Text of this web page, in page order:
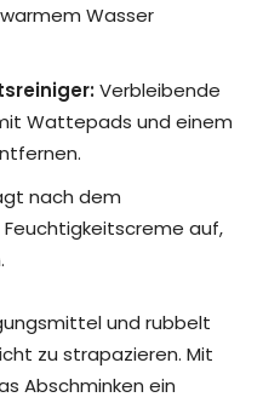
Wasser
Verbleibende
Wattepads und einem
nach dem
auf,
und rubbelt
zu strapazieren. Mit
Abschminken ein